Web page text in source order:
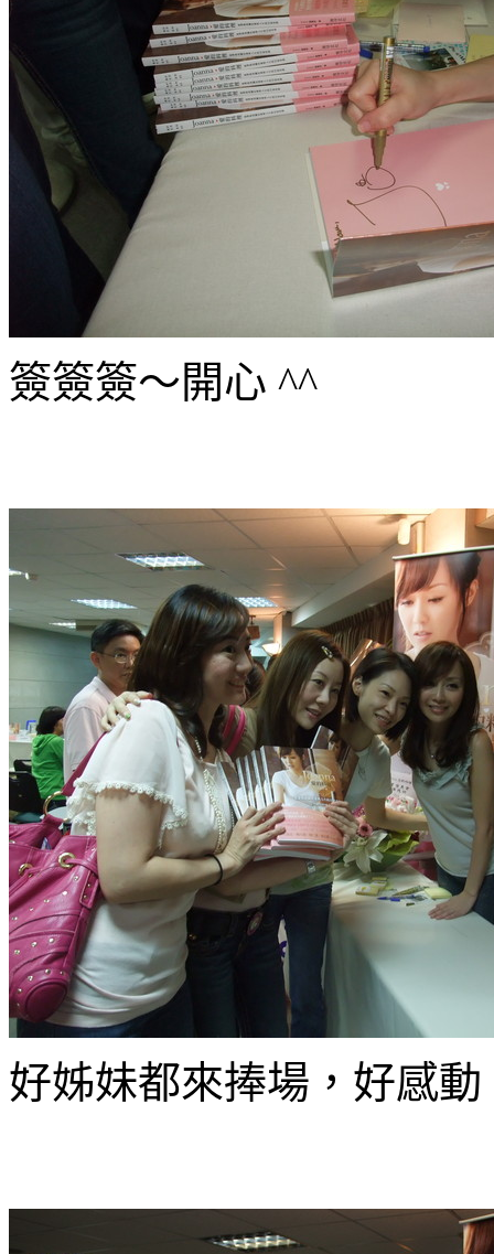
簽簽簽～開心 ^^
好姊妹都來捧場，好感動